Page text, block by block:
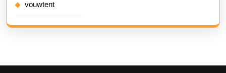
vouwtent